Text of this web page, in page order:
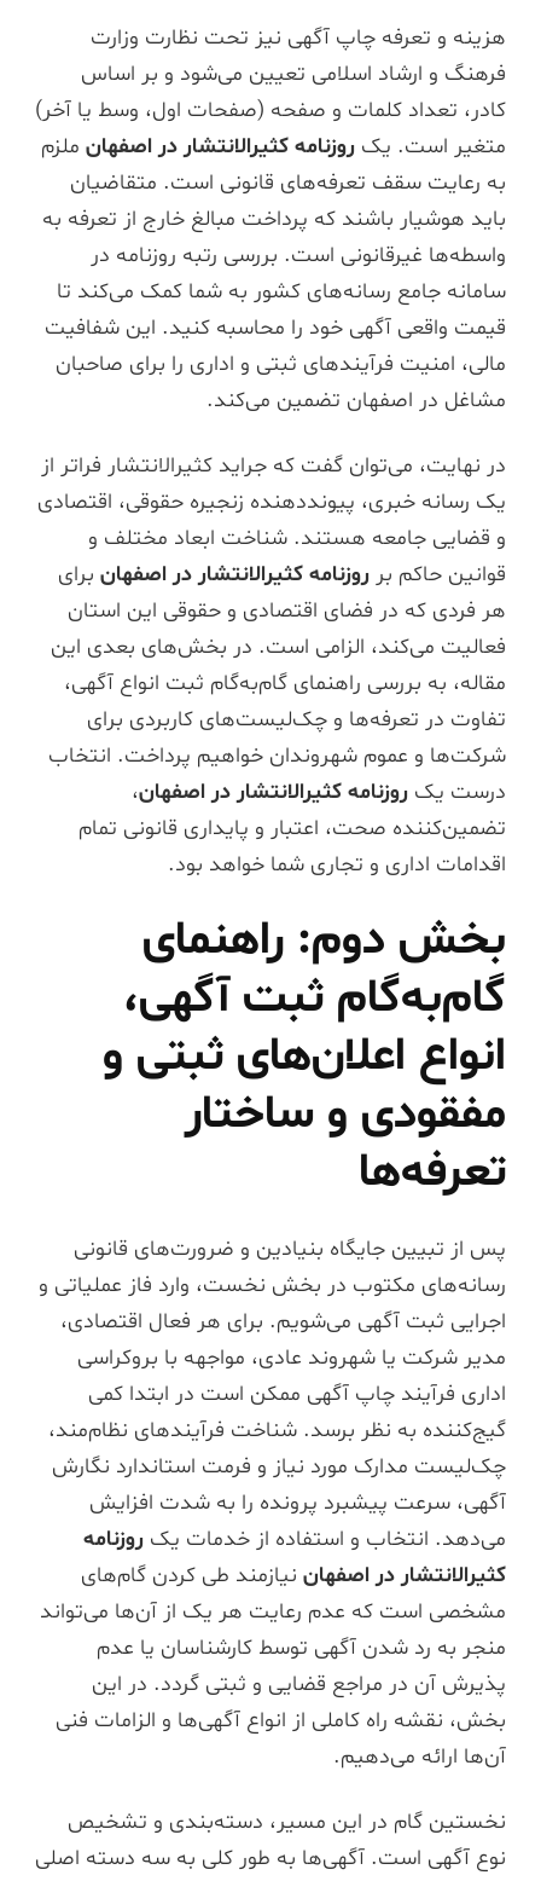
هزینه و تعرفه چاپ آگهی نیز تحت نظارت وزارت
فرهنگ و ارشاد اسلامی تعیین می‌شود و بر اساس
کادر، تعداد کلمات و صفحه (صفحات اول، وسط یا آخر)
متغیر است. یک روزنامه کثیرالانتشار در اصفهانملزم
به رعایت سقف تعرفه‌های قانونی است. متقاضیان
باید هوشیار باشند که پرداخت مبالغ خارج از تعرفه به
واسطه‌ها غیرقانونی است. بررسی رتبه روزنامه در
سامانه جامع رسانه‌های کشور به شما کمک می‌کند تا
قیمت واقعی آگهی خود را محاسبه کنید. این شفافیت
مالی، امنیت فرآیندهای ثبتی و اداری را برای صاحبان
مشاغل در اصفهان تضمین می‌کند.
در نهایت، می‌توان گفت که جراید کثیرالانتشار فراتر از
یک رسانه خبری، پیونددهنده زنجیره حقوقی، اقتصادی
و قضایی جامعه هستند. شناخت ابعاد مختلف و
قوانین حاکم بر روزنامه کثیرالانتشار در اصفهانبرای
هر فردی که در فضای اقتصادی و حقوقی این استان
فعالیت می‌کند، الزامی است. در بخش‌های بعدی این
مقاله، به بررسی راهنمای گام‌به‌گام ثبت انواع آگهی،
تفاوت در تعرفه‌ها و چک‌لیست‌های کاربردی برای
شرکت‌ها و عموم شهروندان خواهیم پرداخت. انتخاب
درست یک روزنامه کثیرالانتشار در اصفهان،
تضمین‌کننده صحت، اعتبار و پایداری قانونی تمام
اقدامات اداری و تجاری شما خواهد بود.
بخش دوم: راهنمای
گام‌به‌گام ثبت آگهی،
انواع اعلان‌های ثبتی و
مفقودی و ساختار
تعرفه‌ها
پس از تبیین جایگاه بنیادین و ضرورت‌های قانونی
رسانه‌های مکتوب در بخش نخست، وارد فاز عملیاتی و
اجرایی ثبت آگهی می‌شویم. برای هر فعال اقتصادی،
مدیر شرکت یا شهروند عادی، مواجهه با بروکراسی
اداری فرآیند چاپ آگهی ممکن است در ابتدا کمی
گیج‌کننده به نظر برسد. شناخت فرآیندهای نظام‌مند،
چک‌لیست مدارک مورد نیاز و فرمت استاندارد نگارش
آگهی، سرعت پیشبرد پرونده را به شدت افزایش
می‌دهد. انتخاب و استفاده از خدمات یک روزنامه
کثیرالانتشار در اصفهاننیازمند طی کردن گام‌های
مشخصی است که عدم رعایت هر یک از آن‌ها می‌تواند
منجر به رد شدن آگهی توسط کارشناسان یا عدم
پذیرش آن در مراجع قضایی و ثبتی گردد. در این
بخش، نقشه راه کاملی از انواع آگهی‌ها و الزامات فنی
آن‌ها ارائه می‌دهیم.
نخستین گام در این مسیر، دسته‌بندی و تشخیص
نوع آگهی است. آگهی‌ها به طور کلی به سه دسته اصلی